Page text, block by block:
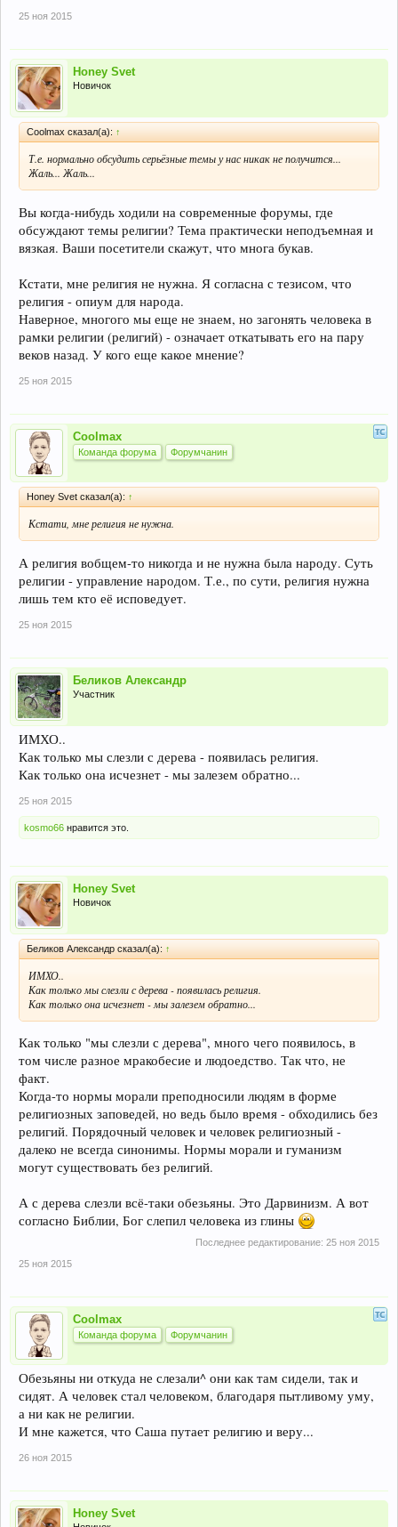
25 ноя 2015
Honey Svet
Новичок
Coolmax сказал(а): ↑
Т.е. нормально обсудить серьёзные темы у нас никак не получится...
Жаль... Жаль...
Вы когда-нибудь ходили на современные форумы, где
обсуждают темы религии? Тема практически неподъемная и
вязкая. Ваши посетители скажут, что многа букав.
Кстати, мне религия не нужна. Я согласна с тезисом, что
религия - опиум для народа.
Наверное, многого мы еще не знаем, но загонять человека в
рамки религии (религий) - означает откатывать его на пару
веков назад. У кого еще какое мнение?
25 ноя 2015
Coolmax
Команда форума Форумчанин
Honey Svet сказал(а): ↑
Кстати, мне религия не нужна.
А религия вобщем-то никогда и не нужна была народу. Суть
религии - управление народом. Т.е., по сути, религия нужна
лишь тем кто её исповедует.
25 ноя 2015
Беликов Александр
Участник
ИМХО..
Как только мы слезли с дерева - появилась религия.
Как только она исчезнет - мы залезем обратно...
25 ноя 2015
kosmo66 нравится это.
Honey Svet
Новичок
Беликов Александр сказал(а): ↑
ИМХО..
Как только мы слезли с дерева - появилась религия.
Как только она исчезнет - мы залезем обратно...
Как только "мы слезли с дерева", много чего появилось, в
том числе разное мракобесие и людоедство. Так что, не
факт.
Когда-то нормы морали преподносили людям в форме
религиозных заповедей, но ведь было время - обходились без
религий. Порядочный человек и человек религиозный -
далеко не всегда синонимы. Нормы морали и гуманизм
могут существовать без религий.
А с дерева слезли всё-таки обезьяны. Это Дарвинизм. А вот
согласно Библии, Бог слепил человека из глины
Последнее редактирование: 25 ноя 2015
25 ноя 2015
Coolmax
Команда форума Форумчанин
Обезьяны ни откуда не слезали^ они как там сидели, так и
сидят. А человек стал человеком, благодаря пытливому уму,
а ни как не религии.
И мне кажется, что Саша путает религию и веру...
26 ноя 2015
Honey Svet